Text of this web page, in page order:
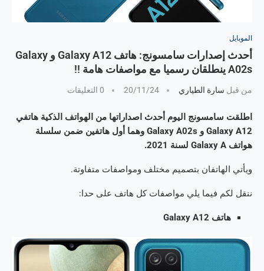
الموبايل
أحدث إصدارات سامسونج: هاتف Galaxy A12 و Galaxy
A02s ينطلقان رسميا مع مواصفات هامة !!
من قبل سارة الطياري 20/11/24 0 التعليقات
اطلقت سامسونج اليوم أحدث اصداراتها من الهواتف الذكية هاتفي
Galaxy A12 و Galaxy A02s وهما أول هاتفين ضمن سلسلة
هواتف Galaxy A لسنة 2021.
ويأتي الهاتفان بتصميم مختلف ومواصفات متفاوتة.
ننقل لكم فيما يلي مواصفات كل هاتف على حدا:
هاتف Galaxy A12